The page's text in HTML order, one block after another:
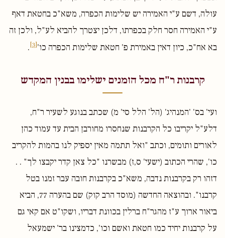
עולה, דשם ע"י האמירה יש שלימות הכפרה, משא"כ בחטאת דאף
ע"י האמירה חסר חלק בכפרתו, דלכן יצטרך להביא לע"ל, ולכן זה
בא אח"כ, כיון דאין באמירת פ' חטאת שלימות הכפרה כו'[3]
.
קרבנות ר"ח מכל הזמנים ישלימו בבנין המקדש
ועי' בס' 'המנהיג' (הל' הלל סי' מ) שכתב בנוגע לשעיר ר"ח,
דלע"ל יקריבו כל הקרבנות שנחסרו מחורבן הבית עד עמוד כהן
לאורים ותומים, וכתב "ואל תתמה מאין יספיק לנו בהמות להקריב
כו', שהרי הכתוב (ישעי' ס,ז) מבשרנו "כל צאן קדר יקבצו לך" . .
דזהו רק בקרבנות נדבה, משא"כ בקרבנות חובה עבר זמנו בטל
קרבנו". ובהוצאה החדשה (מוסד הרב קוק) שם בהערה 77, הביא
ביאור ארוך ע"ז מהגר"ח ברלין בכוונת דבריו, ושקו"ט אם קאי גם
על קרבנות יחיד כמו חטאת ואשם וכו', כדמצינו בר' ישמעאל